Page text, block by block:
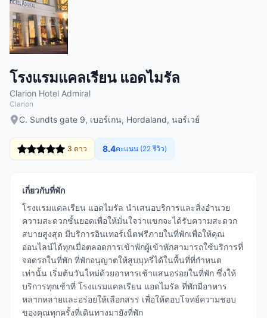
โรงแรมแคลเรียน แอดไมรัล
Clarion Hotel Admiral
Clarion
C. Sundts gate 9, เบอร์เกน, Hordaland, นอร์เวย์
3 ดาว 8.4คะแนน (22 รีวิว)
เกี่ยวกับที่พัก
โรงแรมแคลเรียน แอดไมรัล นำเสนอบริการและสิ่งอำนวย
ความสะดวกชั้นยอดเพื่อให้มั่นใจว่าแขกจะได้รับความสะดวก
สบายสูงสุด มีบริการอินเทอร์เน็ตฟรีภายในที่พักเพื่อให้คุณ
ออนไลน์ได้ทุกเมื่อตลอดการเข้าพักผู้เข้าพักสามารถใช้บริการที่
จอดรถในที่พัก ที่พักอนุญาตให้สูบบุหรี่ได้ในพื้นที่ที่กำหนด
เท่านั้น เริ่มต้นวันใหม่ด้วยอาหารเช้าแสนอร่อยในที่พัก ซึ่งให้
บริการทุกเช้าที่ โรงแรมแคลเรียน แอดไมรัล ที่พักมีอาหาร
หลากหลายและอร่อยให้เลือกสรร เพื่อให้ตอบโจทย์ความชอบ
ของคุณทุกครั้งที่เดินทางมายังที่พัก